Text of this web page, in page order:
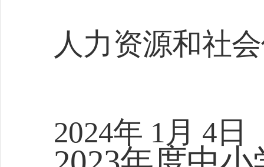
人力资源和社
2024年 1月 4日